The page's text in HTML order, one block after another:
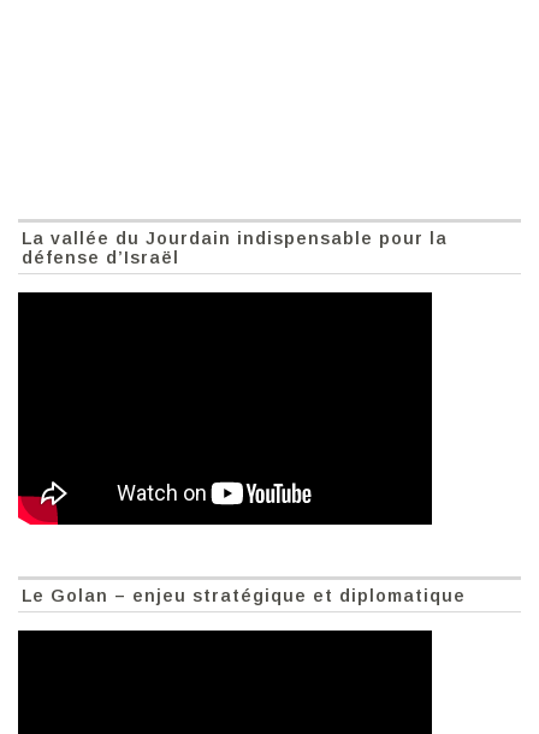
La vallée du Jourdain indispensable pour la
défense d’Israël
Le Golan – enjeu stratégique et diplomatique